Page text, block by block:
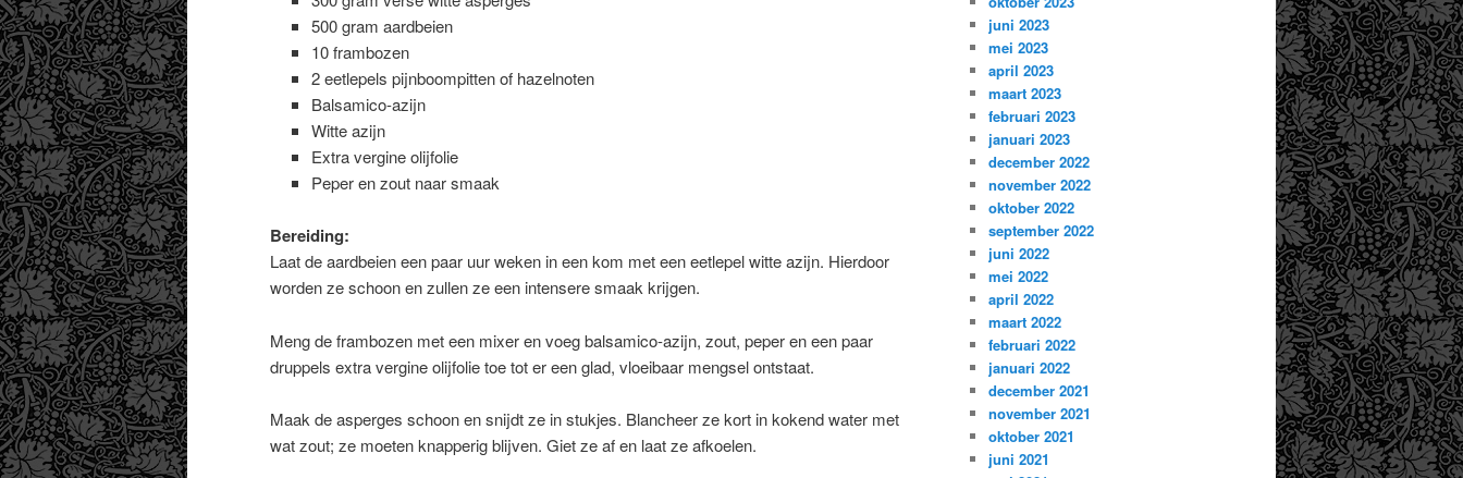
500 gram aardbeien
10 frambozen
2 eetlepels pijnboompitten of hazelnoten
Balsamico-azijn
Witte azijn
Extra vergine olijfolie
Peper en zout naar smaak
Bereiding:
Laat de aardbeien een paar uur weken in een kom met een eetlepel witte azijn. Hierdoor
worden ze schoon en zullen ze een intensere smaak krijgen.
Meng de frambozen met een mixer en voeg balsamico-azijn, zout, peper en een paar
druppels extra vergine olijfolie toe tot er een glad, vloeibaar mengsel ontstaat.
Maak de asperges schoon en snijdt ze in stukjes. Blancheer ze kort in kokend water met
wat zout; ze moeten knapperig blijven. Giet ze af en laat ze afkoelen.
juni 2023
mei 2023
april 2023
maart 2023
februari 2023
januari 2023
december 2022
november 2022
oktober 2022
september 2022
juni 2022
mei 2022
april 2022
maart 2022
februari 2022
januari 2022
december 2021
november 2021
oktober 2021
juni 2021